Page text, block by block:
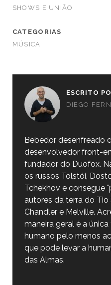
SHOWS E UNIÃO
CATEGORIAS
MÚSICA
ESCRITO
DIEGO
Bebedor desenfreado
desenvolvedor front-
fundador do Duofox.
os russos Tolstói,
Tchekhov e consegue
autores da terra do
Chandler e Melville.
maneira geral é a
humano pelo menos
que pode levar a
das Almas.